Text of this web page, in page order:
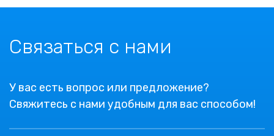
Связаться с нами
У вас есть вопрос или предложение?
Свяжитесь с нами удобным для вас способом!